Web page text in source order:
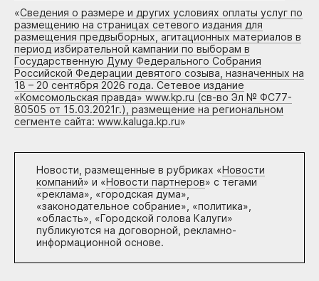
«Сведения о размере и других условиях оплаты услуг по
размещению на страницах сетевого издания для
размещения предвыборных, агитационных материалов в
период избирательной кампании по выборам в
Государственную Думу Федерального Собрания
Российской Федерации девятого созыва, назначенных на
18 – 20 сентября 2026 года. Сетевое издание
«Комсомольская правда» www.kp.ru (св-во Эл № ФС77-
80505 от 15.03.2021г.), размещение на региональном
сегменте сайта: www.kaluga.kp.ru»
Новости, размещенные в рубриках «Новости
компаний» и «Новости партнеров» с тегами
«реклама», «городская дума»,
«законодательное собрание», «политика»,
«область», «Городской голова Калуги»
публикуются на договорной, рекламно-
информационной основе.